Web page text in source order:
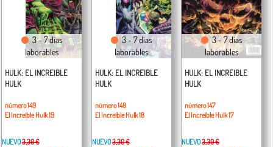
3 - 7 días
laborables
HULK: EL INCREIBLE
HULK
número 149
El Increíble Hulk 19
NUEVO3,30 €
3 - 7 días
laborables
HULK: EL INCREIBLE
HULK
número 148
El Increíble Hulk 18
NUEVO3,30 €
3 - 7 días
laborables
HULK: EL INCREIBLE
HULK
número 147
El Increíble Hulk 17
NUEVO3,30 €